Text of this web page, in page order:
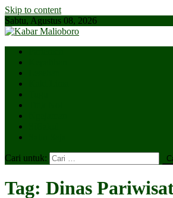
Skip to content
Sabtu, Agustus 08, 2026
Cari untuk:
Tag: Dinas